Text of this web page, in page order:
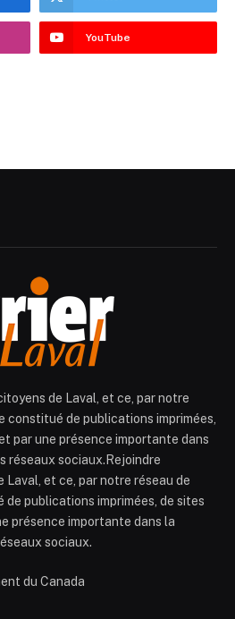
YouTube
de Laval, et ce, par notre
constitué de publications imprimées,
par une présence importante dans
réseaux sociaux.Rejoindre
Laval, et ce, par notre réseau de
publications imprimées, de sites
présence importante dans la
sociaux.
du Canada